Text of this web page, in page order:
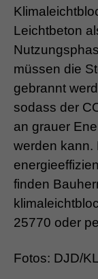
Leichtbeton
müssen die
gebrannt
sodass der
an grauer
werden kann.
finden
25770 oder
Fotos: DJD/